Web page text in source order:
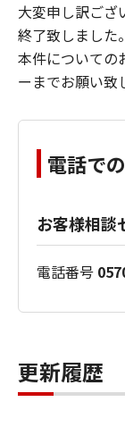
大変申し訳ござ
終了致しました。
本件についての
ーまでお願い致
電話で
お客様相談
電話番号
更新履歴